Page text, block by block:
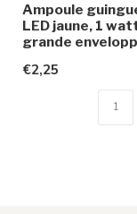
Ampoule
LED jaune, 1
grande
€2,25